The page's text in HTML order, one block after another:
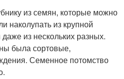
из семян, которые можно
наколупать из крупной
из нескольких разных.
была сортовые,
Семенное потомство